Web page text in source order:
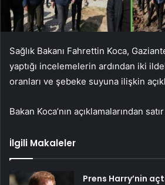
Sağlık Bakanı Fahrettin Koca,
yaptığı incelemelerin ardından iki
oranları ve şebeke suyuna ilişkin
Bakan Koca’nın açıklamalarından
İlgili Makaleler
Prens Harry’nin